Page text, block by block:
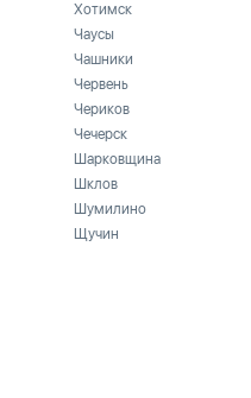
Хотимск
Чаусы
Чашники
Червень
Чериков
Чечерск
Шарковщина
Шклов
Шумилино
Щучин